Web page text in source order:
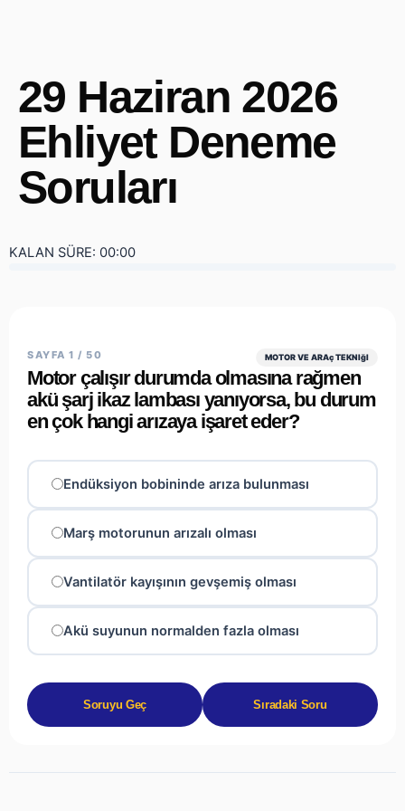
29 Haziran 2026
Ehliyet Deneme
Soruları
KALAN SÜRE: 00:00
SAYFA 1 / 50 MOTOR VE ARAç TEKNIğI
Motor çalışır durumda olmasına rağmen
akü şarj ikaz lambası yanıyorsa, bu durum
en çok hangi arızaya işaret eder?
Endüksiyon bobininde arıza bulunması
Marş motorunun arızalı olması
Vantilatör kayışının gevşemiş olması
Akü suyunun normalden fazla olması
Soruyu Geç Sıradaki Soru